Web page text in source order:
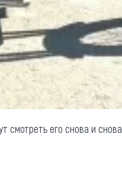
смотреть его снова и снова